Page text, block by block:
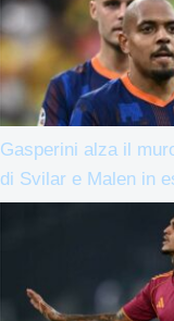
Gasperini alza il
di Svilar e Malen in